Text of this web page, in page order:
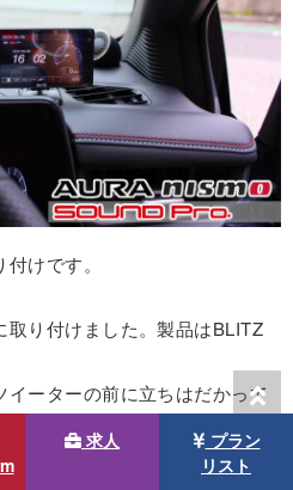
けです。
取り付けました。製品はBLITZ
ーターの前に立ちはだかって
はなっていません。
求人
プラン
リスト